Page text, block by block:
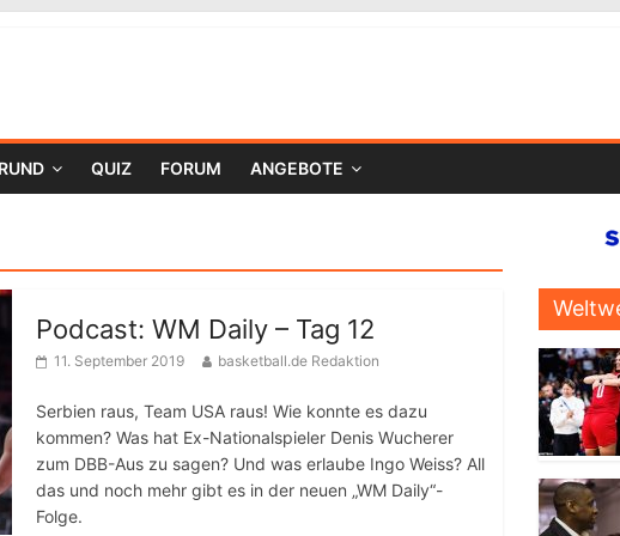
QUIZ FORUM ANGEBOTE
Podcast: WM Daily – Tag 12
11. September 2019 basketball.de Redaktion
Serbien raus, Team USA raus! Wie konnte es dazu
kommen? Was hat Ex-Nationalspieler Denis Wucherer
zum DBB-Aus zu sagen? Und was erlaube Ingo Weiss? All
das und noch mehr gibt es in der neuen „WM Daily“-
Folge.